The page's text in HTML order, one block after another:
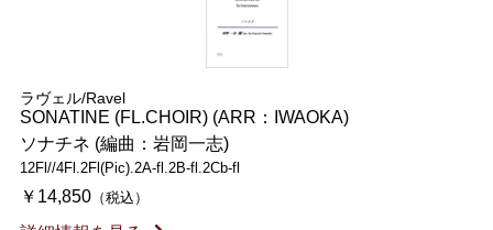
ラヴェル/Ravel
SONATINE (FL.CHOIR) (ARR：IWAOKA)
ソナチネ (編曲：岩岡一志)
12Fl//4Fl.2Fl(Pic).2A-fl.2B-fl.2Cb-fl
￥14,850（税込）